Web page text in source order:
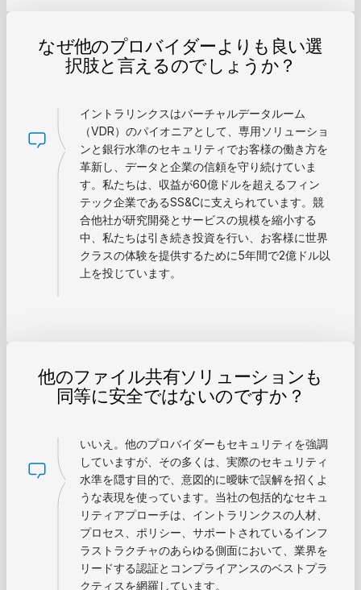
なぜ他のプロバイダーよりも良い選
択肢と言えるのでしょうか？
イントラリンクスはバーチャルデータルーム
（VDR）のパイオニアとして、専用ソリューショ
ンと銀行水準のセキュリティでお客様の働き方を
革新し、データと企業の信頼を守り続けていま
す。私たちは、収益が60億ドルを超えるフィン
テック企業であるSS&Cに支えられています。競
合他社が研究開発とサービスの規模を縮小する
中、私たちは引き続き投資を行い、お客様に世界
クラスの体験を提供するために5年間で2億ドル以
上を投じています。
他のファイル共有ソリューションも
同等に安全ではないのですか？
いいえ。他のプロバイダーもセキュリティを強調
していますが、その多くは、実際のセキュリティ
水準を隠す目的で、意図的に曖昧で誤解を招くよ
うな表現を使っています。当社の包括的なセキュ
リティアプローチは、イントラリンクスの人材、
プロセス、ポリシー、サポートされているインフ
ラストラクチャのあらゆる側面において、業界を
リードする認証とコンプライアンスのベストプラ
クティスを網羅しています。